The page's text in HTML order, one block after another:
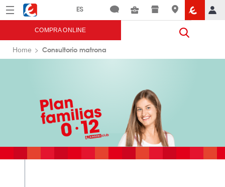
Menú Eroski
COMPRA ONLINE
Home Consultorio matrona